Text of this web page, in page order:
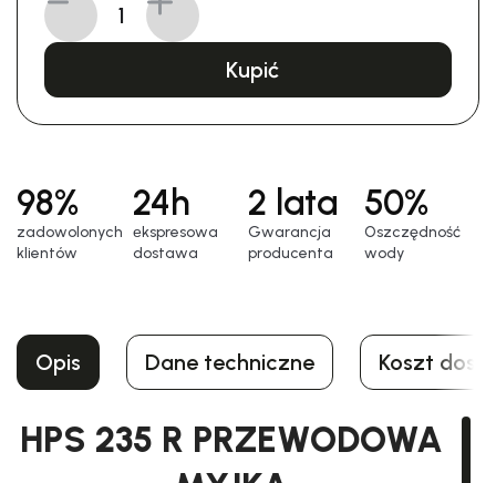
Kupić
98%
zadowolonych
klientów
24h
еkspresowa
dostawa
2 lata
Gwarancja
producenta
50%
Oszczędność
wody
Opis Dane techniczne Koszt
HPS 235 R PRZEWODOWA